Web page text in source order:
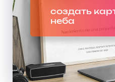
создать
неба